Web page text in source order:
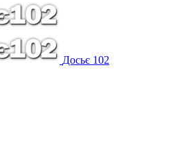
Досьє 102